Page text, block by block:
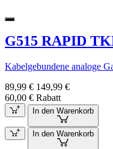
G515 RAPID
Kabelgebundene analoge
89,99 € 149,99 €
60,00 € Rabatt
In den Warenkorb
In den Warenkorb